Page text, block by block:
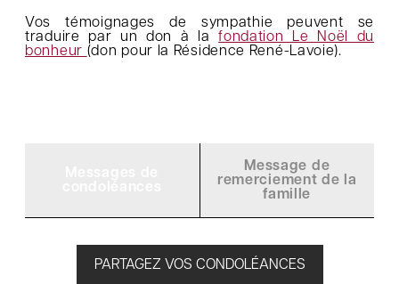
Vos témoignages de sympathie peuvent se
traduire par un don à lafondation Le Noël du
bonheur (don pour la Résidence René-Lavoie).
Message de
remerciement de la
famille
PARTAGEZ VOS CONDOLÉANCES